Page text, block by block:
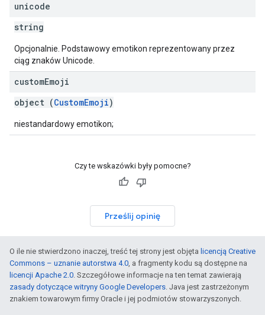
unicode
string
Opcjonalnie. Podstawowy emotikon reprezentowany przez
ciąg znaków Unicode.
customEmoji
object (CustomEmoji)
niestandardowy emotikon;
Czy te wskazówki były pomocne?
Prześlij opinię
O ile nie stwierdzono inaczej, treść tej strony jest objęta licencją Creative
Commons – uznanie autorstwa 4.0, a fragmenty kodu są dostępne na
licencji Apache 2.0. Szczegółowe informacje na ten temat zawierają
zasady dotyczące witryny Google Developers. Java jest zastrzeżonym
znakiem towarowym firmy Oracle i jej podmiotów stowarzyszonych.